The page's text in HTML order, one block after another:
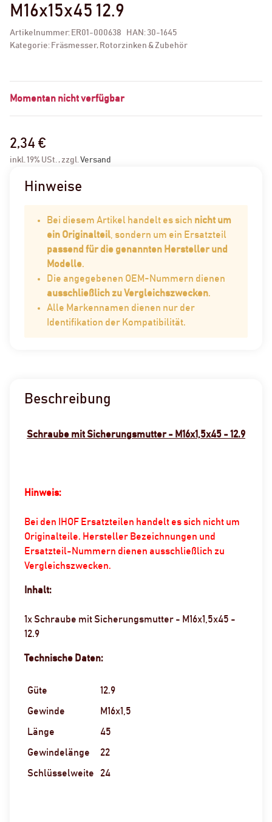
M16x15x45 12.9
Artikelnummer: ER01-000638 HAN:30-1645
Kategorie: Fräsmesser, Rotorzinken & Zubehör
Momentan nicht verfügbar
2,34 €
inkl. 19% USt. , zzgl. Versand
Hinweise
Bei diesem Artikel handelt es sich nicht um
ein Originalteil , sondern um ein Ersatzteil
passend für die genannten Hersteller und
Modelle.
Die angegebenen OEM-Nummern dienen
ausschließlich zu Vergleichszwecken.
Alle Markennamen dienen nur der
Identifikation der Kompatibilität.
Beschreibung
Schraube mit Sicherungsmutter - M16x1,5x45 - 12.9
Hinweis:
Bei den IHOF Ersatzteilen handelt es sich nicht um
Originalteile. Hersteller Bezeichnungen und
Ersatzteil-Nummern dienen ausschließlich zu
Vergleichszwecken.
Inhalt:
1x Schraube mit Sicherungsmutter - M16x1,5x45 -
12.9
Technische Daten:
Güte 12.9
Gewinde M16x1,5
Länge 45
Gewindelänge 22
Schlüsselweite 24